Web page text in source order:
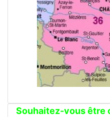
Souhaitez-vous être